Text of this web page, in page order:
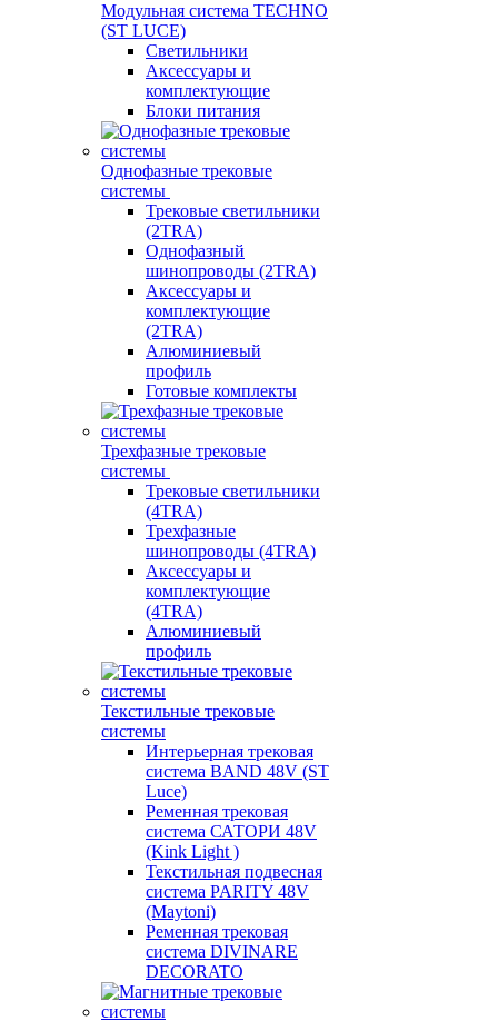
Модульная система TECHNO
(ST LUCE)
Светильники
Аксессуары и
комплектующие
Блоки питания
Однофазные трековые
системы
Трековые светильники
(2TRA)
Однофазный
шинопроводы (2TRA)
Аксессуары и
комплектующие
(2TRA)
Алюминиевый
профиль
Готовые комплекты
Трехфазные трековые
системы
Трековые светильники
(4TRA)
Трехфазные
шинопроводы (4TRA)
Аксессуары и
комплектующие
(4TRA)
Алюминиевый
профиль
Текстильные трековые
системы
Интерьерная трековая
система BAND 48V (ST
Luce)
Ременная трековая
система САТОРИ 48V
(Kink Light )
Текстильная подвесная
система PARITY 48V
(Maytoni)
Ременная трековая
система DIVINARE
DECORATO